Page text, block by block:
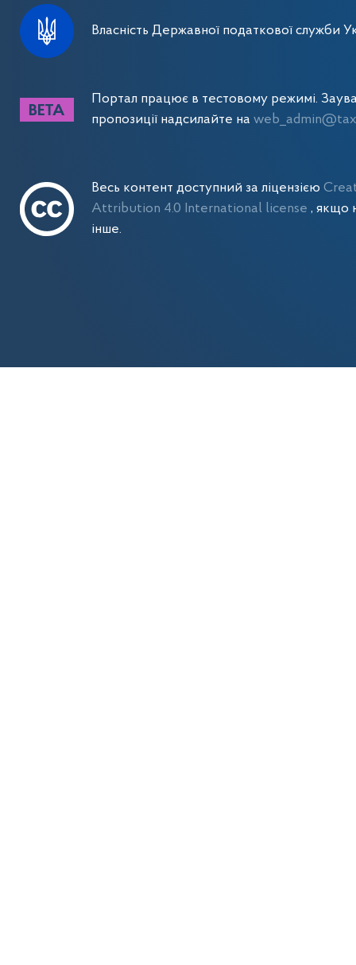
Власність Державної податкової служби
Портал працює в тестовому режимі.
пропозиції надсилайте на
Весь контент доступний за ліцензією
Attribution 4.0 International license , якщо
інше.